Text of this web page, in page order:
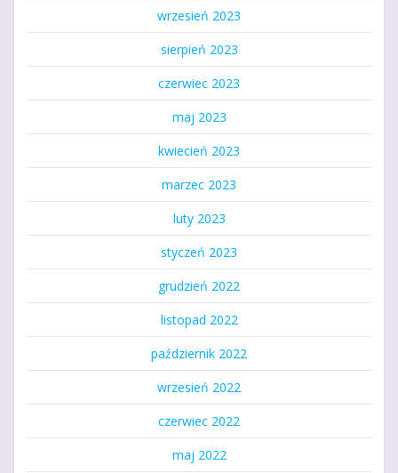
wrzesień 2023
sierpień 2023
czerwiec 2023
maj 2023
kwiecień 2023
marzec 2023
luty 2023
styczeń 2023
grudzień 2022
listopad 2022
październik 2022
wrzesień 2022
czerwiec 2022
maj 2022